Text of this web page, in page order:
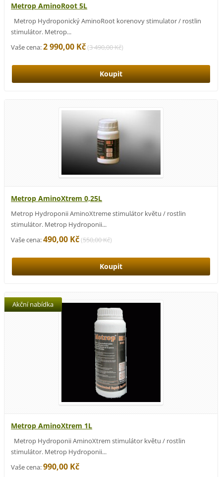
Metrop AminoRoot 5L
Metrop Hydroponický AminoRoot korenovy stimulator / rostlin
stimulátor. Metrop...
Vaše cena:2 990,00 Kč(3 490,00 Kč)
Metrop AminoXtrem 0,25L
Metrop Hydroponii AminoXtreme stimulátor květu / rostlin
stimulátor. Metrop Hydroponii...
Vaše cena:490,00 Kč(550,00 Kč)
Metrop AminoXtrem 1L
Akční nabídka
Metrop Hydroponii AminoXtrem stimulátor květu / rostlin
stimulátor. Metrop Hydroponii...
Vaše cena:990,00 Kč